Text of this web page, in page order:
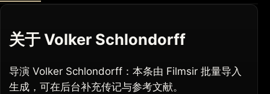
关于 Volker Schlondorff
导演 Volker Schlondorff：本条由 Filmsir 批量导入
生成，可在后台补充传记与参考文献。